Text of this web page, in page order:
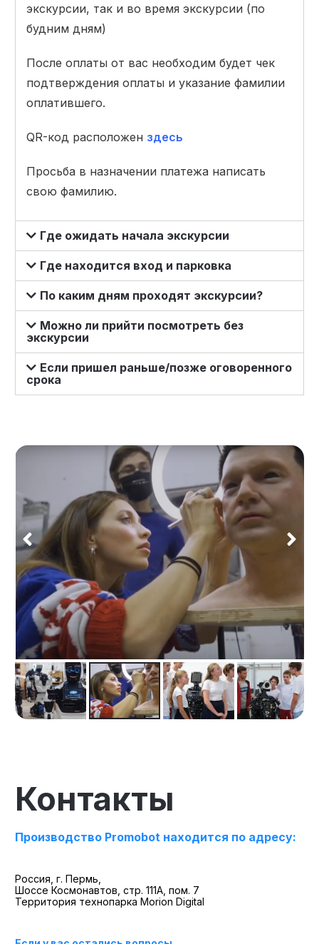
экскурсии, так и во время экскурсии (по
будним дням)
После оплаты от вас необходим будет чек
подтверждения оплаты и указание фамилии
оплатившего.
QR-код расположен здесь
Просьба в назначении платежа написать
свою фамилию.
Где ожидать начала экскурсии
Где находится вход и парковка
По каким дням проходят экскурсии?
Можно ли прийти посмотреть без
экскурсии
Если пришел раньше/позже оговоренного
срока
Контакты
Производство Promobot находится по адресу:
Россия, г. Пермь,
Шоссе Космонавтов, стр. 111А, пом. 7
Территория технопарка Morion Digital